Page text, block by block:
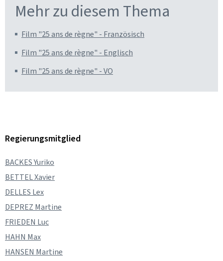
Mehr zu diesem Thema
Film "25 ans de règne" - Französisch
Film "25 ans de règne" - Englisch
Film "25 ans de règne" - VO
Regierungsmitglied
BACKES Yuriko
BETTEL Xavier
DELLES Lex
DEPREZ Martine
FRIEDEN Luc
HAHN Max
HANSEN Martine